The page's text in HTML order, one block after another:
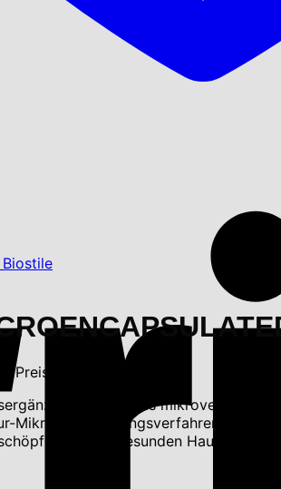
Preis ist: 95.76 €.
das
Mikroverkapselungsverfahren
einer gesunden